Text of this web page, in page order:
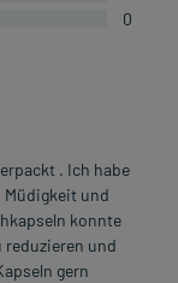
0
. Ich habe
Müdigkeit und
konnte
reduzieren und
gern